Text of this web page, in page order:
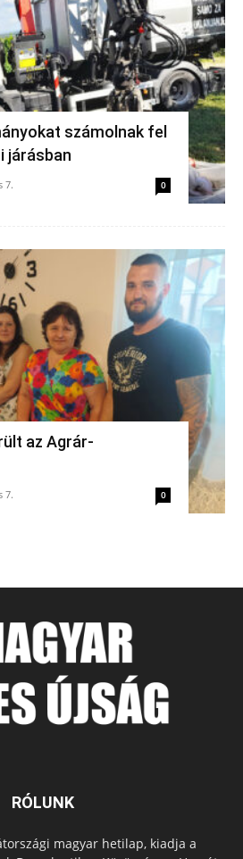
számolnak fel
járásban
7. 0
az Agrár-
7. 0
RÓLUNK
magyar hetilap, kiadja a